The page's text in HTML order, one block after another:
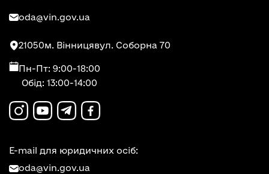
oda@vin.gov.ua
21050м. Вінницявул. Соборна 70
Пн-Пт: 9:00-18:00
Обід: 13:00-14:00
E-mail для юридичних осіб:
oda@vin.gov.ua